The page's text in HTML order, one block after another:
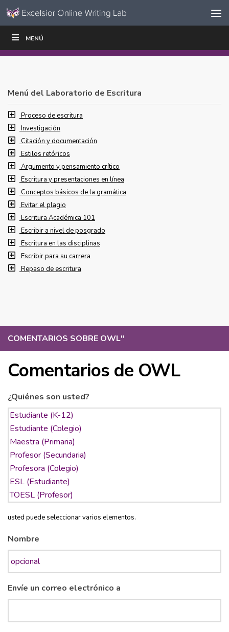
Ir al contenido
navegación
MENÚ
COMENTARIOS SOBRE OWL"
Comentarios de OWL
¿Quiénes son usted?
usted puede seleccionar varios elementos.
Nombre
Envíe un correo electrónico a
ESCRIBIR
Menú del Laboratorio de Escritura
Proceso de escritura
Investigación
Citación y documentación
Estilos retóricos
Argumento y pensamiento crítico
Escritura y presentaciones en línea
Conceptos básicos de la gramática
Evitar el plagio
Escritura Académica 101
Escribir a nivel de posgrado
Escritura en las disciplinas
Escribir para su carrera
Repaso de escritura